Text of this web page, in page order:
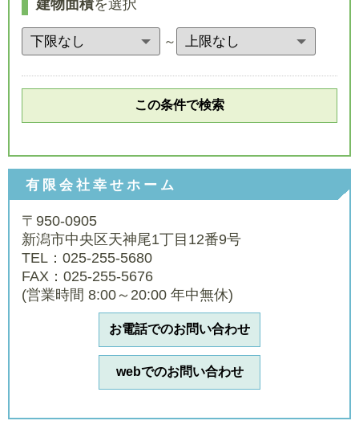
建物面積を選択
～
有限会社幸せホーム
〒950-0905
新潟市中央区天神尾1丁目12番9号
TEL：025-255-5680
FAX：025-255-5676
(営業時間 8:00～20:00 年中無休)
お電話でのお問い合わせ
webでのお問い合わせ